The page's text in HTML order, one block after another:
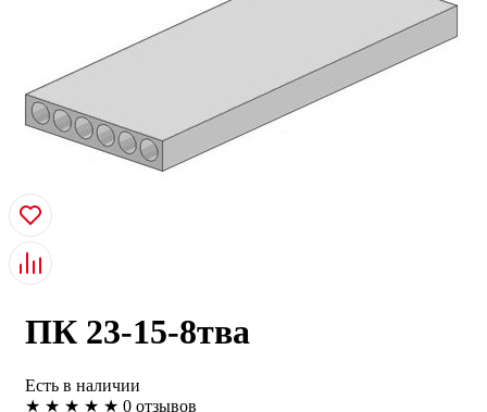
ПК 23-15-8тва
Есть в наличии
★ ★ ★ ★ ★ 0 отзывов